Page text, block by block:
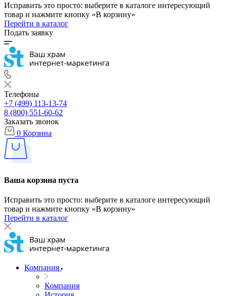
Исправить это просто: выберите в каталоге интересующий
товар и нажмите кнопку «В корзину»
Перейти в каталог
Подать заявку
Телефоны
+7 (499) 113-13-74
8 (800) 551-60-62
Заказать звонок
0 Корзина
Ваша корзина пуста
Исправить это просто: выберите в каталоге интересующий
товар и нажмите кнопку «В корзину»
Перейти в каталог
Компания
Компания